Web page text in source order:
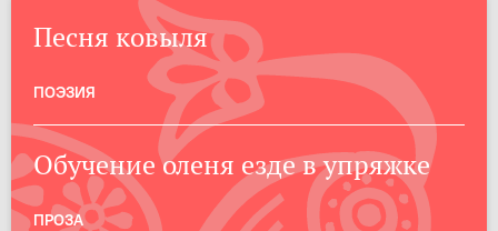
Песня ковыля
ПОЭЗИЯ
Обучение оленя езде в упряжке
ПРОЗА